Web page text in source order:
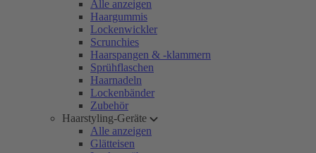
Alle anzeigen
Haargummis
Lockenwickler
Scrunchies
Haarspangen & -klammern
Sprühflaschen
Haarnadeln
Lockenbänder
Zubehör
Haarstyling-Geräte
Alle anzeigen
Glätteisen